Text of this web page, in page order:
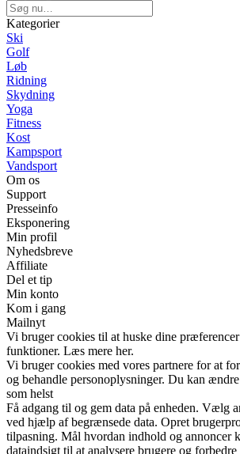
Kategorier
Ski
Golf
Løb
Ridning
Skydning
Yoga
Fitness
Kost
Kampsport
Vandsport
Om os
Support
Presseinfo
Eksponering
Min profil
Nyhedsbreve
Affiliate
Del et tip
Min konto
Kom i gang
Mailnyt
Vi bruger cookies til at huske dine
funktioner. Læs mere her.
Vi bruger cookies med vores partnere for at
og behandle personoplysninger. Du kan
som helst
Få adgang til og gem data på enheden. Vælg
ved hjælp af begrænsede data. Opret
tilpasning. Mål hvordan indhold og annoncer
dataindsigt til at analysere brugere og